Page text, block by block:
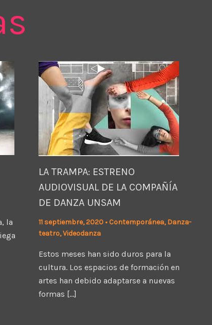
la
LA TRAMPA: ESTRENO
AUDIOVISUAL DE LA COMPAÑÍA
DE DANZA UNSAM
11 septiembre, 2020 • Contemporánea,Danza-
teatro,Videodanza
Estos meses han sido duros para la
cultura. Los espacios de formación en
artes han debido adaptarse a nuevas
formas […]